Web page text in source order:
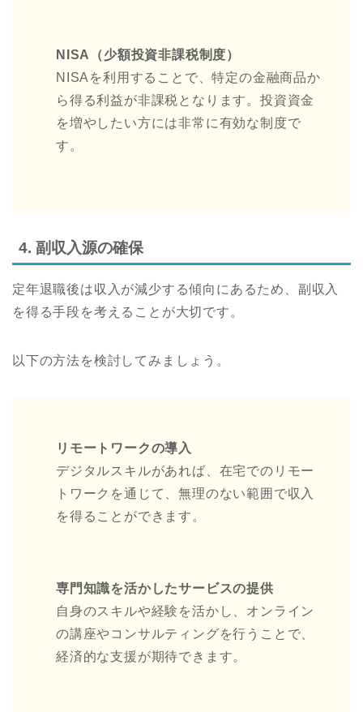
NISA（少額投資非課税制度）
NISAを利用することで、特定の金融商品か
ら得る利益が非課税となります。投資資金
を増やしたい方には非常に有効な制度で
す。
4. 副収入源の確保
定年退職後は収入が減少する傾向にあるため、副収入
を得る手段を考えることが大切です。
以下の方法を検討してみましょう。
リモートワークの導入
デジタルスキルがあれば、在宅でのリモー
トワークを通じて、無理のない範囲で収入
を得ることができます。
専門知識を活かしたサービスの提供
自身のスキルや経験を活かし、オンライン
の講座やコンサルティングを行うことで、
経済的な支援が期待できます。